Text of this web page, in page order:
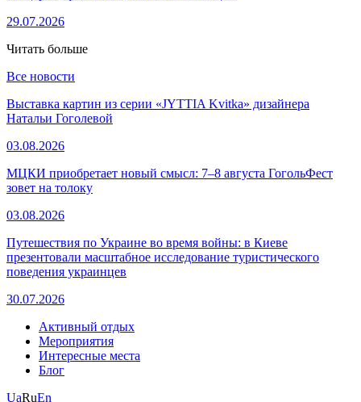
29.07.2026
Читать больше
Все новости
Выставка картин из серии «JYTTIA Kvitka» дизайнера
Натальи Гоголевой
03.08.2026
МЦКИ приобретает новый смысл: 7–8 августа ГогольФест
зовет на толоку
03.08.2026
Путешествия по Украине во время войны: в Киеве
презентовали масштабное исследование туристического
поведения украинцев
30.07.2026
Активный отдых
Мероприятия
Интересные места
Блог
UaRuEn